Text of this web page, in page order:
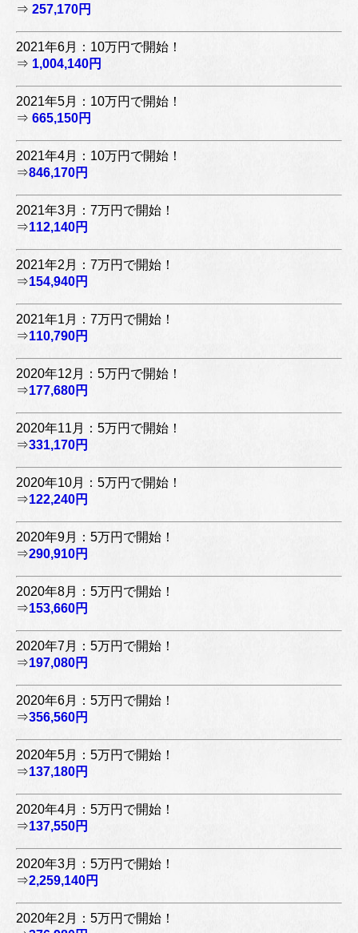
⇒ 257,170円
2021年6月：10万円で開始！
⇒ 1,004,140円
2021年5月：10万円で開始！
⇒ 665,150円
2021年4月：10万円で開始！
⇒846,170円
2021年3月：7万円で開始！
⇒112,140円
2021年2月：7万円で開始！
⇒154,940円
2021年1月：7万円で開始！
⇒110,790円
2020年12月：5万円で開始！
⇒177,680円
2020年11月：5万円で開始！
⇒331,170円
2020年10月：5万円で開始！
⇒122,240円
2020年9月：5万円で開始！
⇒290,910円
2020年8月：5万円で開始！
⇒153,660円
2020年7月：5万円で開始！
⇒197,080円
2020年6月：5万円で開始！
⇒356,560円
2020年5月：5万円で開始！
⇒137,180円
2020年4月：5万円で開始！
⇒137,550円
2020年3月：5万円で開始！
⇒2,259,140円
2020年2月：5万円で開始！